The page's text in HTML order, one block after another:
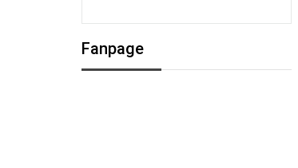
Fanpage